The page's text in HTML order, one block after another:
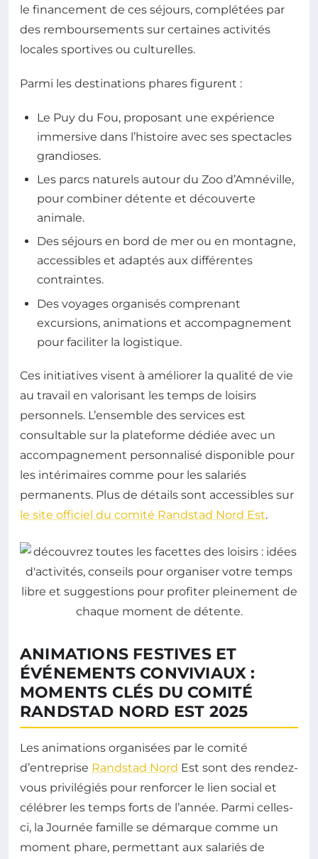
le financement de ces séjours, complétées par
des remboursements sur certaines activités
locales sportives ou culturelles.
Parmi les destinations phares figurent :
Le Puy du Fou, proposant une expérience
immersive dans l’histoire avec ses spectacles
grandioses.
Les parcs naturels autour du Zoo d’Amnéville,
pour combiner détente et découverte
animale.
Des séjours en bord de mer ou en montagne,
accessibles et adaptés aux différentes
contraintes.
Des voyages organisés comprenant
excursions, animations et accompagnement
pour faciliter la logistique.
Ces initiatives visent à améliorer la qualité de vie
au travail en valorisant les temps de loisirs
personnels. L’ensemble des services est
consultable sur la plateforme dédiée avec un
accompagnement personnalisé disponible pour
les intérimaires comme pour les salariés
permanents. Plus de détails sont accessibles sur
le site officiel du comité Randstad Nord Est.
ANIMATIONS FESTIVES ET
ÉVÉNEMENTS CONVIVIAUX :
MOMENTS CLÉS DU COMITÉ
RANDSTAD NORD EST 2025
Les animations organisées par le comité
d’entreprise Randstad Nord Est sont des rendez-
vous privilégiés pour renforcer le lien social et
célébrer les temps forts de l’année. Parmi celles-
ci, la Journée famille se démarque comme un
moment phare, permettant aux salariés de